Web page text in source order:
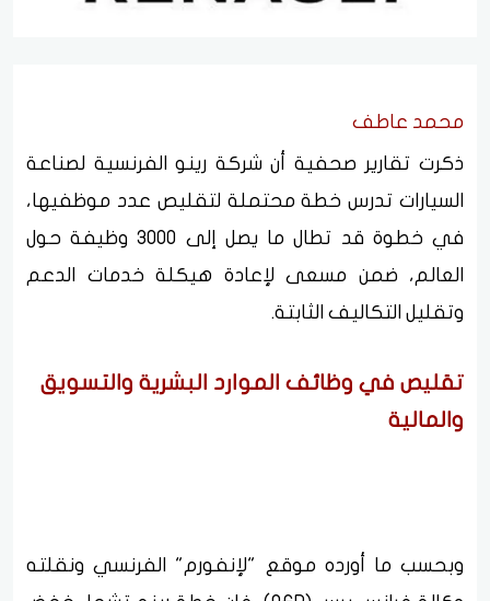
محمد عاطف
ذكرت تقارير صحفية أن شركة رينو الفرنسية لصناعة
السيارات تدرس خطة محتملة لتقليص عدد موظفيها،
في خطوة قد تطال ما يصل إلى 3000 وظيفة حول
العالم، ضمن مسعى لإعادة هيكلة خدمات الدعم
وتقليل التكاليف الثابتة.
تقليص في وظائف الموارد البشرية والتسويق
والمالية
وبحسب ما أورده موقع "لإنفورم" الفرنسي ونقلته